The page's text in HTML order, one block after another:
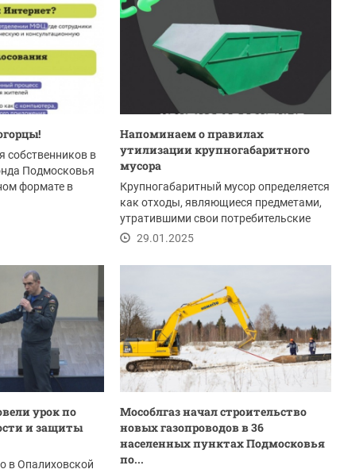
собственников в
Подмосковья
формате в
Напоминаем о правилах
утилизации крупногабаритного
мусора
Крупногабаритный мусор определяется
как отходы, являющиеся предметами,
утратившими свои потребительские
свойства...
29.01.2025
урок по
и защиты
в Опалиховской
Мособлгаз начал строительство
новых газопроводов в 36
населенных пунктах Подмосковья
по...